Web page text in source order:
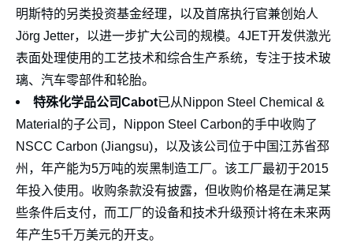
明斯特的另类投资基金经理，以及首席执行官兼创始人
Jörg Jetter，以进一步扩大公司的规模。4JET开发供激光
表面处理使用的工艺技术和综合生产系统，专注于技术玻
璃、汽车零部件和轮胎。
特殊化学品公司Cabot已从Nippon Steel Chemical &
Material的子公司，Nippon Steel Carbon的手中收购了
NSCC Carbon (Jiangsu)，以及该公司位于中国江苏省邳
州，年产能为5万吨的炭黑制造工厂。该工厂最初于2015
年投入使用。收购条款没有披露，但收购价格是在满足某
些条件后支付，而工厂的设备和技术升级预计将在未来两
年产生5千万美元的开支。